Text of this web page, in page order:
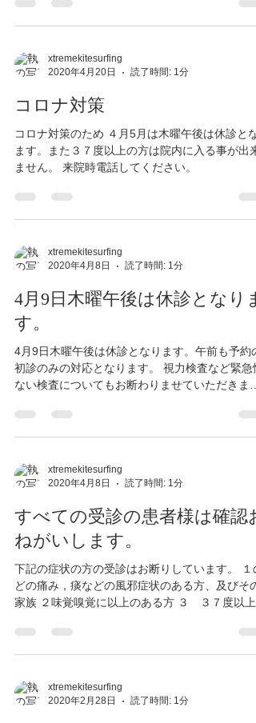
ください。
xtremekitesurfing
2020年4月20日
読了時間: 1分
コロナ対策
コロナ対策のため ４月5月は木曜午後は休診とな
ます。また３７度以上の方は院内に入る事が出来
ません。 来院時電話してください。
xtremekitesurfing
2020年4月8日
読了時間: 1分
4月9日木曜午後は休診となりま
す。
4月9日木曜午後は休診となります。午前も予約の
初診のみの対応となります。 視力検査など緊急
ない検査についてもお断わりませていただきま
xtremekitesurfing
2020年4月8日
読了時間: 1分
すべての受診の患者様は確認お
ねがいします。
下記の症状の方の受診はお断りしています。 １
どの痛み，痰などの風邪症状のある方、及びその
家族 ２味覚嗅覚に以上のある方 ３ ３７度以上
方、およびその家族 ４下痢症状のある方...
xtremekitesurfing
2020年2月28日
読了時間: 1分